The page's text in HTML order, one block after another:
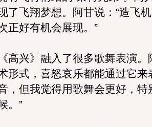
了飞翔梦想。阿甘说：“造飞
正好有机会展现。”
兴》融入了很多歌舞表演。
形式，喜怒哀乐都能通过它来
，但我觉得用歌舞会更好，特
。”